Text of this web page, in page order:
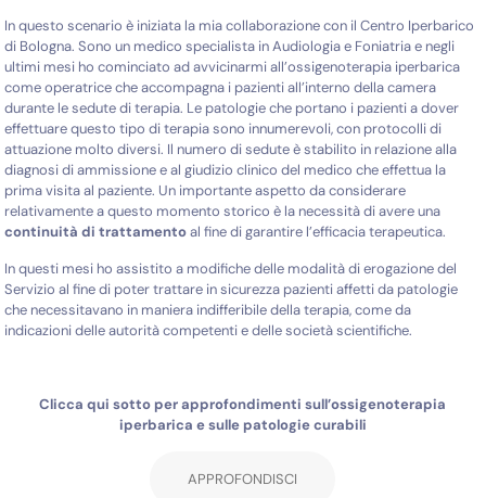
In questo scenario è iniziata la mia collaborazione con il Centro Iperbarico
di Bologna. Sono un medico specialista in Audiologia e Foniatria e negli
ultimi mesi ho cominciato ad avvicinarmi all’ossigenoterapia iperbarica
come operatrice che accompagna i pazienti all’interno della camera
durante le sedute di terapia. Le patologie che portano i pazienti a dover
effettuare questo tipo di terapia sono innumerevoli, con protocolli di
attuazione molto diversi. Il numero di sedute è stabilito in relazione alla
diagnosi di ammissione e al giudizio clinico del medico che effettua la
prima visita al paziente. Un importante aspetto da considerare
relativamente a questo momento storico è la necessità di avere una
continuità di trattamentoal fine di garantire l’efficacia terapeutica.
In questi mesi ho assistito a modifiche delle modalità di erogazione del
Servizio al fine di poter trattare in sicurezza pazienti affetti da patologie
che necessitavano in maniera indifferibile della terapia, come da
indicazioni delle autorità competenti e delle società scientifiche.
Clicca qui sotto per approfondimenti sull’ossigenoterapia
iperbarica e sulle patologie curabili
APPROFONDISCI